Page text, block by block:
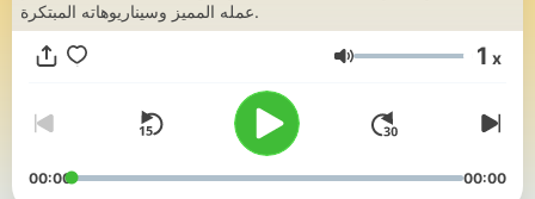
عمله المميز وسيناريوهاته المبتكرة.
Volum 1 x
00:00 00:00